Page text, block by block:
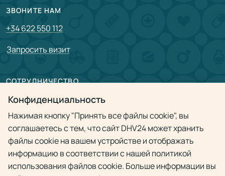
Конфиденциальность
Нажимая кнопку "Принять все файлы cookie", вы
соглашаетесь с тем, что сайт DHV24 может хранить
файлы cookie на вашем устройстве и отображать
информацию в соответствии с нашей политикой
использования файлов cookie. Больше информации вы
ЗВОНИТЕ НАМ
+34 622 550 112
Запросить визит
СОТРУДНИЧЕСТВО
Партнерам
Врачам
Политика конфиденциальности